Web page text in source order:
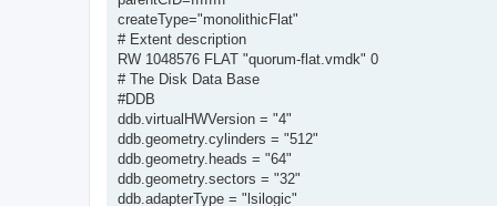
createType="monolithicFlat"
# Extent description
RW 1048576 FLAT "quorum-flat.vmdk" 0
# The Disk Data Base
#DDB
ddb.virtualHWVersion = "4"
ddb.geometry.cylinders = "512"
ddb.geometry.heads = "64"
ddb.geometry.sectors = "32"
ddb.adapterType = "lsilogic"